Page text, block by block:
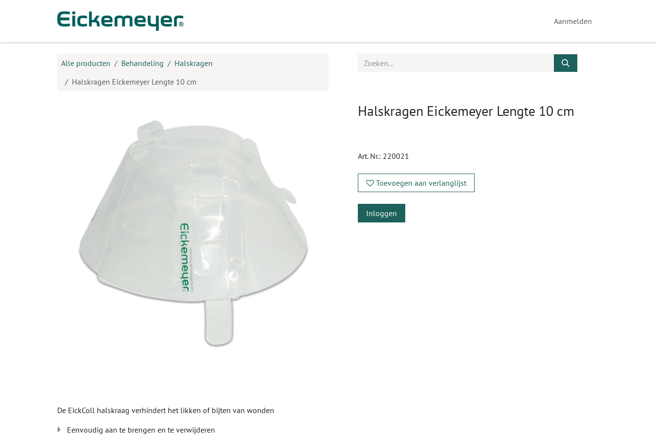
Aanmelden
Alle producten Behandeling
Halskragen
Halskragen Eickemeyer Lengte 10 cm
Halskragen Eickemeyer Lengte 10 cm
Art. Nr.: 220021
Toevoegen aan verlanglijst
Inloggen
De EickColl halskraag verhindert het likken of bijten van wonden
Eenvoudig aan te brengen en te verwijderen